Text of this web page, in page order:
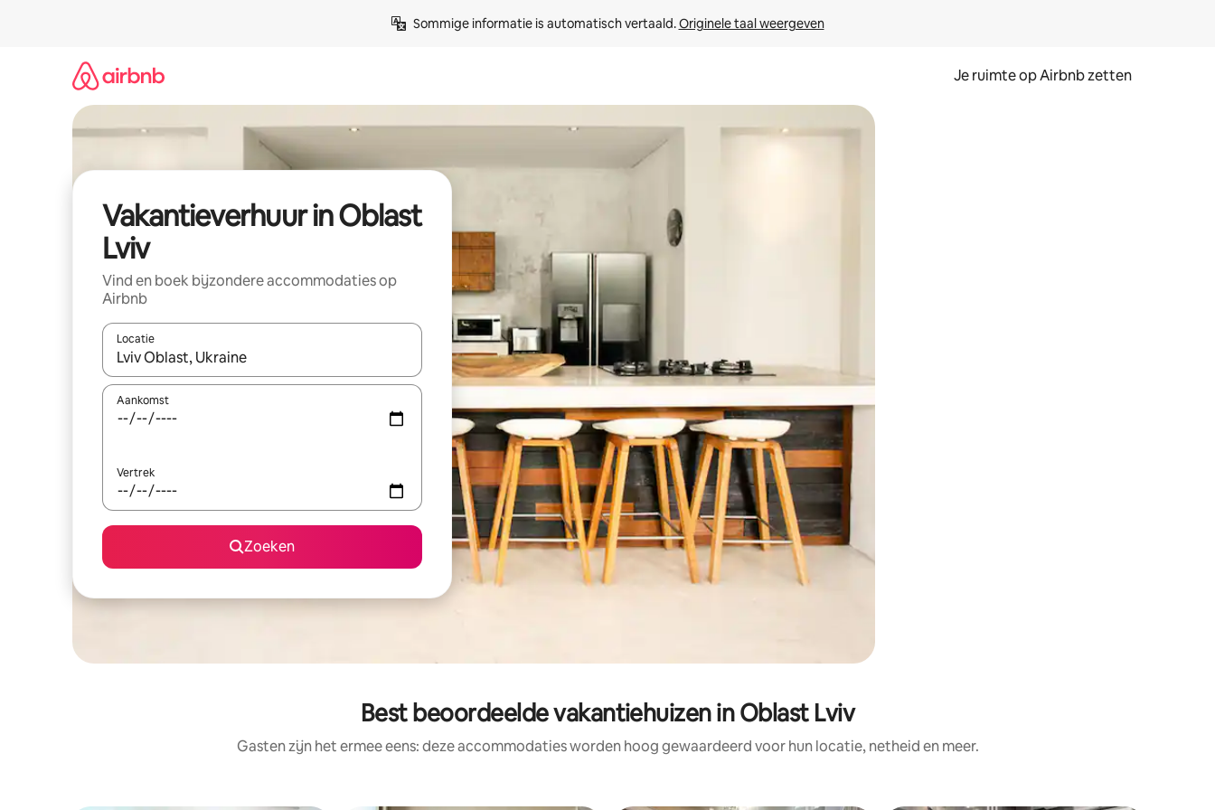
Sommige informatie is automatisch vertaald. Originele taal weergeven
Je ruimte op Airbnb zetten
Vakantieverhuur in Oblast
Lviv
Vind en boek bijzondere accommodaties op
Airbnb
Locatie
Wanneer er suggesties beschikbaar zijn, maak je een keuze met je de pijltjestoetsen omhoog en omlaag, óf door te tikken of swipen.
Aankomst
Vertrek
Zoeken
Best beoordeelde vakantiehuizen in Oblast Lviv
Gasten zijn het ermee eens: deze accommodaties worden hoog gewaardeerd voor hun locatie, netheid en meer.